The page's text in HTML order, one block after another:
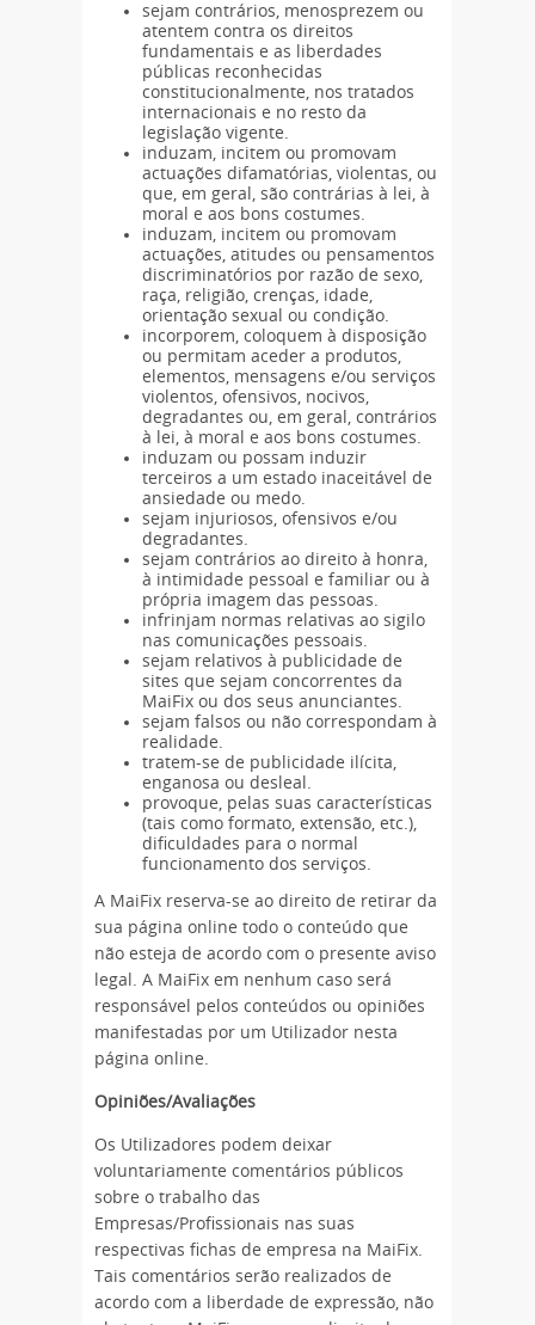
sejam contrários, menosprezem ou
atentem contra os direitos
fundamentais e as liberdades
públicas reconhecidas
constitucionalmente, nos tratados
internacionais e no resto da
legislação vigente.
induzam, incitem ou promovam
actuações difamatórias, violentas, ou
que, em geral, são contrárias à lei, à
moral e aos bons costumes.
induzam, incitem ou promovam
actuações, atitudes ou pensamentos
discriminatórios por razão de sexo,
raça, religião, crenças, idade,
orientação sexual ou condição.
incorporem, coloquem à disposição
ou permitam aceder a produtos,
elementos, mensagens e/ou serviços
violentos, ofensivos, nocivos,
degradantes ou, em geral, contrários
à lei, à moral e aos bons costumes.
induzam ou possam induzir
terceiros a um estado inaceitável de
ansiedade ou medo.
sejam injuriosos, ofensivos e/ou
degradantes.
sejam contrários ao direito à honra,
à intimidade pessoal e familiar ou à
própria imagem das pessoas.
infrinjam normas relativas ao sigilo
nas comunicações pessoais.
sejam relativos à publicidade de
sites que sejam concorrentes da
MaiFix ou dos seus anunciantes.
sejam falsos ou não correspondam à
realidade.
tratem-se de publicidade ilícita,
enganosa ou desleal.
provoque, pelas suas características
(tais como formato, extensão, etc.),
dificuldades para o normal
funcionamento dos serviços.
A MaiFix reserva-se ao direito de retirar da
sua página online todo o conteúdo que
não esteja de acordo com o presente aviso
legal. A MaiFix em nenhum caso será
responsável pelos conteúdos ou opiniões
manifestadas por um Utilizador nesta
página online.
Opiniões/Avaliações
Os Utilizadores podem deixar
voluntariamente comentários públicos
sobre o trabalho das
Empresas/Profissionais nas suas
respectivas fichas de empresa na MaiFix.
Tais comentários serão realizados de
acordo com a liberdade de expressão, não